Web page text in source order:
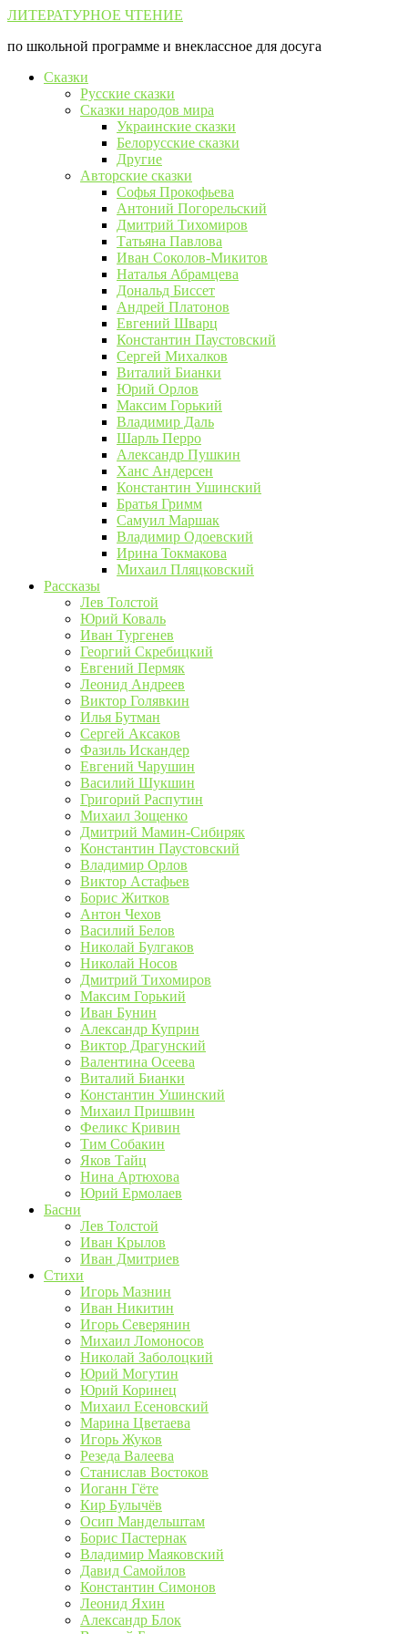
Перейти
контенту
ЛИТЕРАТУРНОЕ ЧТЕНИЕ
по школьной программе и внеклассное для досуга
Сказки
Русские сказки
Сказки народов мира
Украинские сказки
Белорусские сказки
Другие
Авторские сказки
Софья Прокофьева
Антоний Погорельский
Дмитрий Тихомиров
Татьяна Павлова
Иван Соколов-Микитов
Наталья Абрамцева
Дональд Биссет
Андрей Платонов
Евгений Шварц
Константин Паустовский
Сергей Михалков
Виталий Бианки
Юрий Орлов
Максим Горький
Владимир Даль
Шарль Перро
Александр Пушкин
Ханс Андерсен
Константин Ушинский
Братья Гримм
Самуил Маршак
Владимир Одоевский
Ирина Токмакова
Михаил Пляцковский
Рассказы
Лев Толстой
Юрий Коваль
Иван Тургенев
Георгий Скребицкий
Евгений Пермяк
Леонид Андреев
Виктор Голявкин
Илья Бутман
Сергей Аксаков
Фазиль Искандер
Евгений Чарушин
Василий Шукшин
Григорий Распутин
Михаил Зощенко
Дмитрий Мамин-Сибиряк
Константин Паустовский
Владимир Орлов
Виктор Астафьев
Борис Житков
Антон Чехов
Василий Белов
Николай Булгаков
Николай Носов
Дмитрий Тихомиров
Максим Горький
Иван Бунин
Александр Куприн
Виктор Драгунский
Валентина Осеева
Виталий Бианки
Константин Ушинский
Михаил Пришвин
Феликс Кривин
Тим Собакин
Яков Тайц
Нина Артюхова
Юрий Ермолаев
Басни
Лев Толстой
Иван Крылов
Иван Дмитриев
Стихи
Игорь Мазнин
Иван Никитин
Игорь Северянин
Михаил Ломоносов
Николай Заболоцкий
Юрий Могутин
Юрий Коринец
Михаил Есеновский
Марина Цветаева
Игорь Жуков
Резеда Валеева
Станислав Востоков
Иоганн Гёте
Кир Булычёв
Осип Мандельштам
Борис Пастернак
Владимир Маяковский
Давид Самойлов
Константин Симонов
Леонид Яхин
Александр Блок